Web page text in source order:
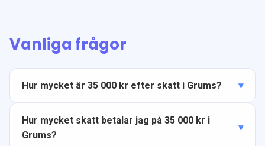
Vanliga frågor
Hur mycket är 35 000 kr efter skatt i Grums?
Hur mycket skatt betalar jag på 35 000 kr i
Grums?